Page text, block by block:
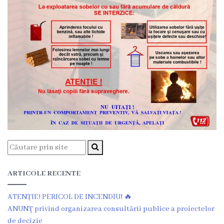
Rezina”
ONG-
uri
Posturi
vacante
Consiliul
Componența
Consiliului
Secretar
ARTICOLE RECENTE
ATENȚIE! PERICOL DE INCENDIU! 🔥
ANUNŢ privind organizarea consultării publice a proiectelor
de decizie